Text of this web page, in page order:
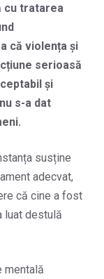
cu tratarea
că violența și
serioasă
și
s-a dat
susține
adecvat,
că cine a fost
luat destulă
mentală